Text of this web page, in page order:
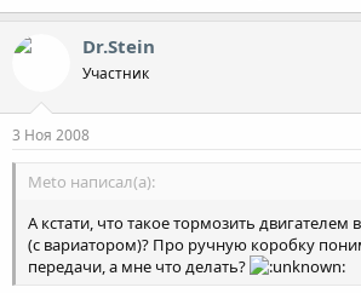
Dr.Stein
Участник
3 Ноя 2008
Meto написал(а):
А кстати, что такое тормозить двигателем
(с вариатором)? Про ручную коробку
передачи, а мне что делать?